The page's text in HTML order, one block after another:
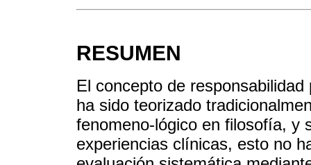
RESUMEN
El concepto de
ha sido teorizado
fenomeno-lógico en filosofía, y
experiencias clínicas, esto no